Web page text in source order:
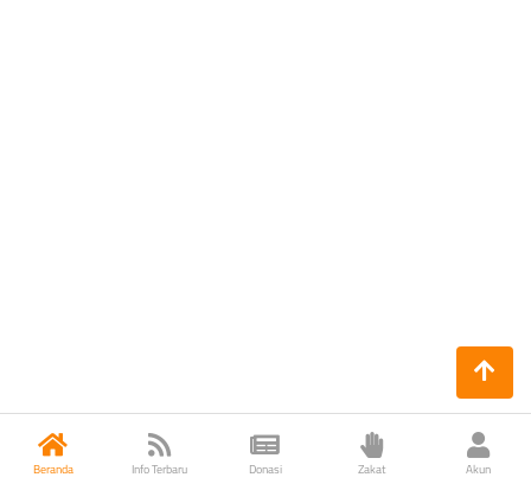
Beranda Info Terbaru Donasi Zakat Akun